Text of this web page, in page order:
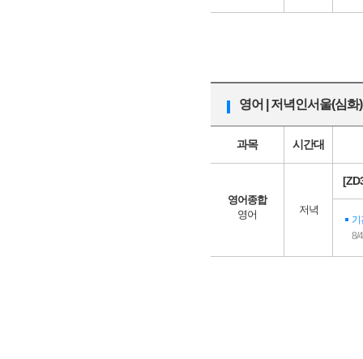
영어 | 저녁인서울(심화)
과목 시간대
영어종합
영어
저녁
기
8/